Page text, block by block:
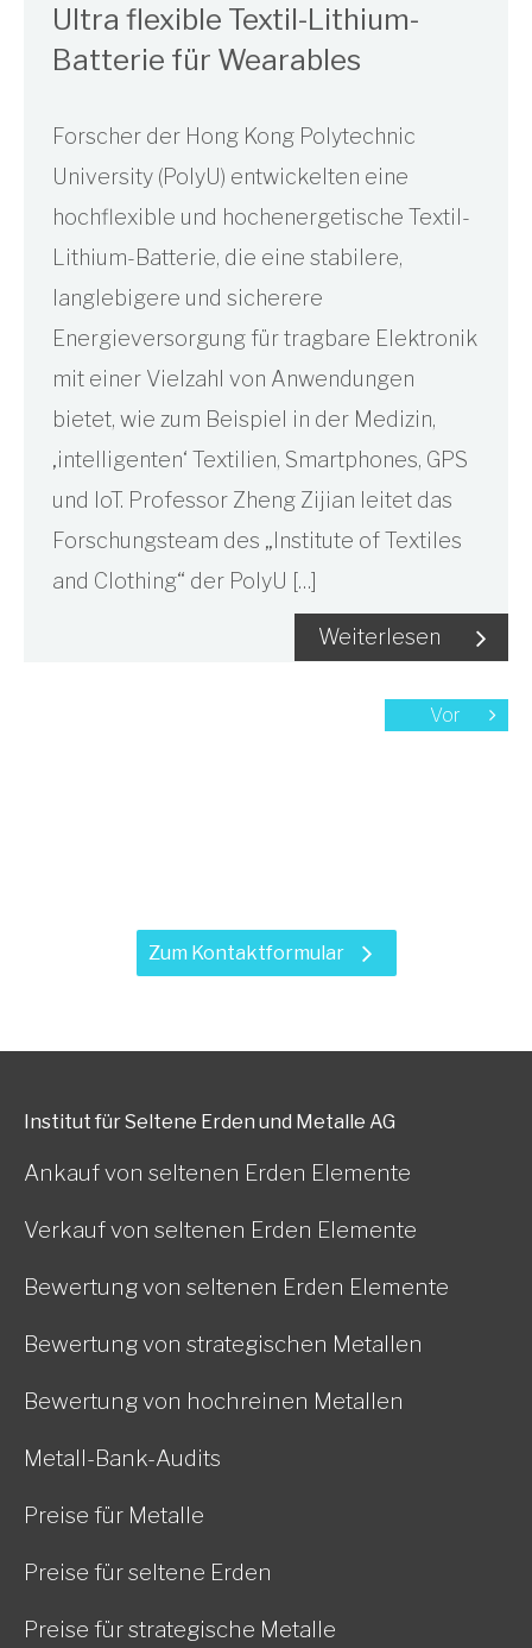
Ultra flexible Textil-Lithium-
Batterie für Wearables
Forscher der Hong Kong Polytechnic
University (PolyU) entwickelten eine
hochflexible und hochenergetische Textil-
Lithium-Batterie, die eine stabilere,
langlebigere und sicherere
Energieversorgung für tragbare Elektronik
mit einer Vielzahl von Anwendungen
bietet, wie zum Beispiel in der Medizin,
‚intelligenten‘ Textilien, Smartphones, GPS
und IoT. Professor Zheng Zijian leitet das
Forschungsteam des „Institute of Textiles
and Clothing“ der PolyU […]
Weiterlesen
Vor
Zum Kontaktformular
Institut für Seltene Erden und Metalle AG
Ankauf von seltenen Erden Elemente
Verkauf von seltenen Erden Elemente
Bewertung von seltenen Erden Elemente
Bewertung von strategischen Metallen
Bewertung von hochreinen Metallen
Metall-Bank-Audits
Preise für Metalle
Preise für seltene Erden
Preise für strategische Metalle